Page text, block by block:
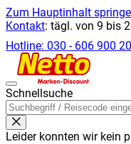
Zum Hauptinhalt
Kontakt: tägl. von 9 bis
Hotline: 030 - 606 900 20
Schnellsuche
Leider konnten wir kein